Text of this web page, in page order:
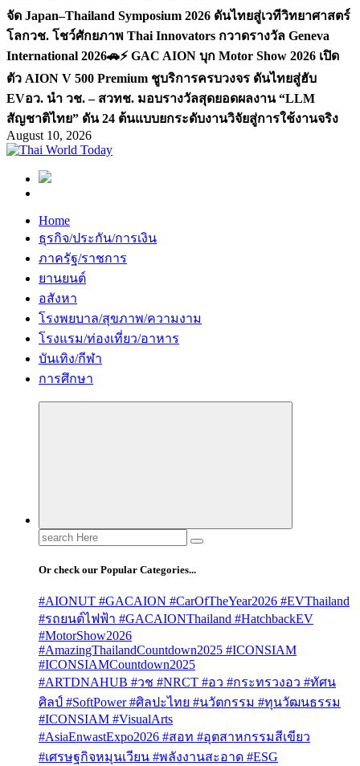
จัด Japan–Thailand Symposium 2026 ดันไทยสู่เวทีวิทยาศาสตร์
โลกวช. โชว์ศักยภาพ Thai Innovators กวาดรางวัล Geneva
International 2026🚗⚡️ GAC AION บุก Motor Show 2026 เปิด
ตัว AION V 500 Premium ชูบริการครบวงจร ดันไทยสู่ฮับ
EVอว. นำ วช. – สวทช. มอบรางวัลสุดยอดผลงาน “LLM
สัญชาติไทย” ดัน 24 ต้นแบบยกระดับงานวิจัยสู่การใช้งานจริง
August 10, 2026
Home
ธุรกิจ/ประกัน/การเงิน
ภาครัฐ/ราชการ
ยานยนต์
อสังหา
โรงพยบาล/สุขภาพ/ความงาม
โรงแรม/ท่องเที่ยว/อาหาร
บันเทิง/กีฬา
การศึกษา
Search
for:
Or check our Popular Categories...
#AIONUT #GACAION #CarOfTheYear2026 #EVThailand
#รถยนต์ไฟฟ้า #GACAIONThailand #HatchbackEV
#MotorShow2026
#AmazingThailandCountdown2025 #ICONSIAM
#ICONSIAMCountdown2025
#ARTDNAHUB #วช #NRCT #อว #กระทรวงอว #ทัศน
ศิลป์ #SoftPower #ศิลปะไทย #นวัตกรรม #ทุนวัฒนธรรม
#ICONSIAM #VisualArts
#AsiaEnwastExpo2026 #สอท #อุตสาหกรรมสีเขียว
#เศรษฐกิจหมุนเวียน #พลังงานสะอาด #ESG